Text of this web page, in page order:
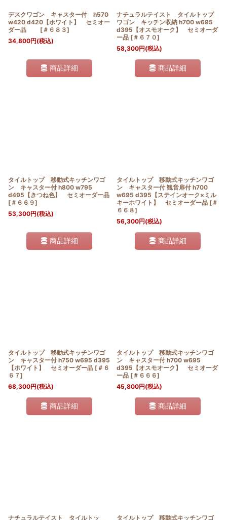
デスクワゴン キャスター付 h570
w420 d420【ホワイト】 セミオー
ダー品
[ ＃６８３]
34,800円(税込)
商品詳細
ナチュラルテイスト タイルトップ
ワゴン キッチン収納 h700 w695
d395【オスモオーク】 セミオーダ
ー品 [ ＃６７０]
58,300円(税込)
商品詳細
タイルトップ 移動式キッチンワゴ
ン キャスター付 h800 w795
d495【きつね色】 セミオーダー品
[ ＃６６９]
53,300円(税込)
商品詳細
タイルトップ 移動式キッチンワゴ
ン キャスター付 観音扉付 h700
w695 d395【ステインオーク×ミル
キーホワイト】 セミオーダー品 [ ＃
６６８]
56,300円(税込)
商品詳細
タイルトップ 移動式キッチンワゴ
ン キャスター付 h750 w695 d395
【ホワイト】 セミオーダー品 [ ＃６
６７]
68,300円(税込)
商品詳細
タイルトップ 移動式キッチンワゴ
ン キャスター付 h700 w695
d395【オスモオーク】 セミオーダ
ー品 [ ＃６６６]
45,800円(税込)
商品詳細
ナチュラルテイスト タイルトッ
タイルトップ 移動式キッチンワゴ